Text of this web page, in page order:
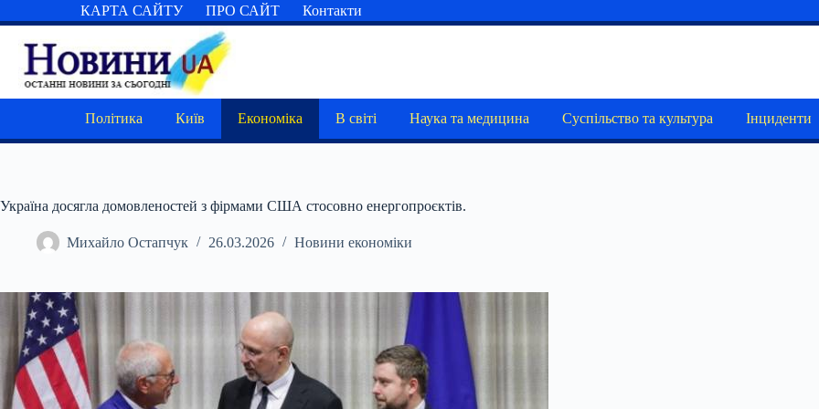
до
вмісту
КАРТА САЙТУ ПРО САЙТ Контакти
Політика Київ Економіка В світі Наука та медицина Суспільство та культура Інциденти
Україна досягла домовленостей з фірмами США стосовно енергопроєктів.
Михайло Остапчук 26.03.2026 Новини економіки